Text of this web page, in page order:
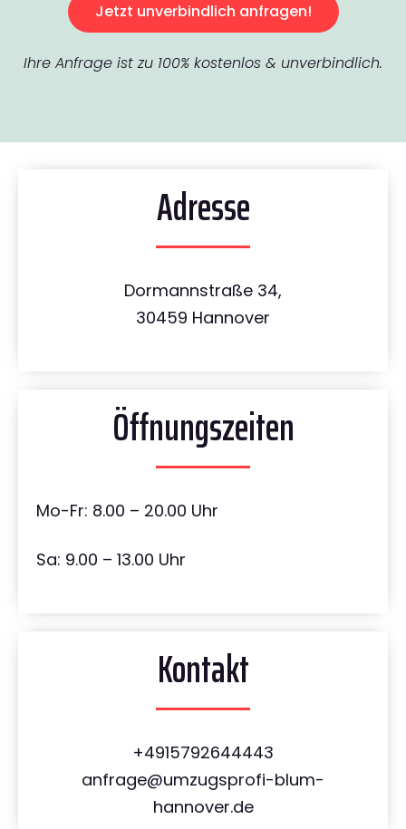
Jetzt unverbindlich anfragen!
Ihre Anfrage ist zu 100% kostenlos & unverbindlich.
Adresse
Dormannstraße 34,
30459 Hannover
Öffnungszeiten
Mo-Fr: 8.00 – 20.00 Uhr
Sa: 9.00 – 13.00 Uhr
Kontakt
+4915792644443
anfrage@umzugsprofi-blum-
hannover.de